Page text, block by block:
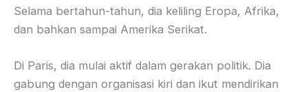
Selama bertahun-tahun, dia keliling Eropa, Afrika,
dan bahkan sampai Amerika Serikat.
Di Paris, dia mulai aktif dalam gerakan politik. Dia
gabung dengan organisasi kiri dan ikut mendirikan